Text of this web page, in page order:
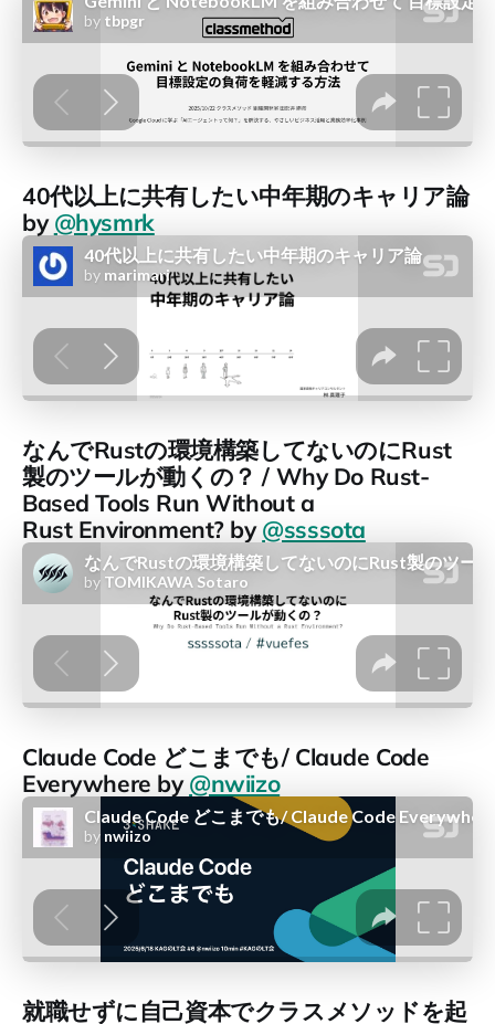
40代以上に共有したい中年期のキャリア論
by@hysmrk
なんでRustの環境構築してないのにRust
製のツールが動くの？ / Why Do Rust-
Based Tools Run Without a
Rust Environment? by@ssssota
Claude Code どこまでも/ Claude Code
Everywhere by@nwiizo
就職せずに自己資本でクラスメソッドを起